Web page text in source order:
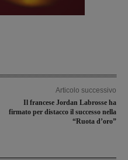
Articolo successivo
Il francese Jordan Labrosse ha
firmato per distacco il successo nella
“Ruota d’oro”